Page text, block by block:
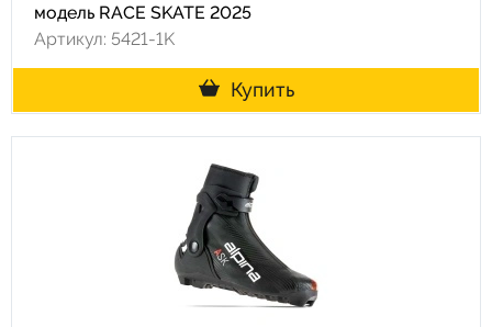
модель RACE SKATE 2025
Артикул: 5421-1K
Купить